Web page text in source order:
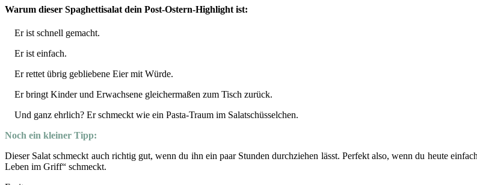
Warum dieser Spaghettisalat dein Post-Ostern-Highlight ist:
Er ist schnell gemacht.
Er ist einfach.
Er rettet übrig gebliebene Eier mit Würde.
Er bringt Kinder und Erwachsene gleichermaßen zum Tisch zurück.
Und ganz ehrlich? Er schmeckt wie ein Pasta-Traum im Salatschüsselchen.
Noch ein kleiner Tipp:
Dieser Salat schmeckt auch richtig gut, wenn du ihn ein paar Stunden durchziehen lässt. Perfekt also, wenn du heute
Leben im Griff“ schmeckt.